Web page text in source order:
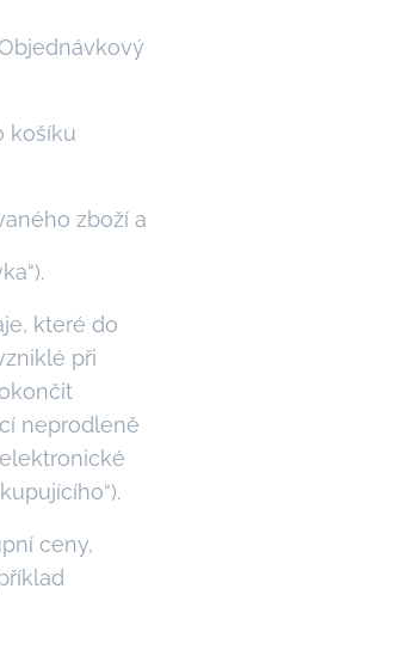
košíku
zboží a
které do
při
neprodleně
ceny,